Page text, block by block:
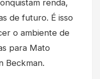
renda,
de futuro. É isso
o ambiente de
para Mato
Beckman.